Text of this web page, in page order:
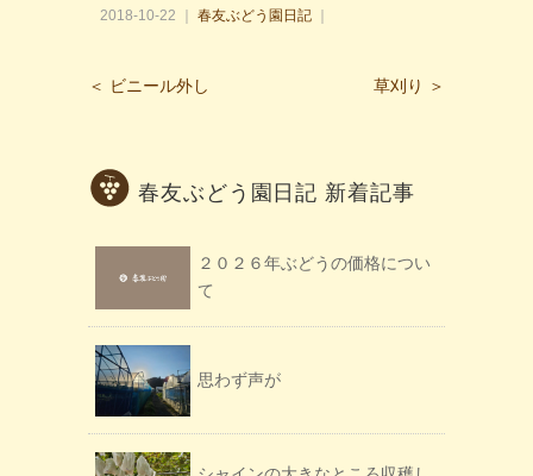
2018-10-22 ｜ 春友ぶどう園日記 ｜
＜ ビニール外し 草刈り ＞
春友ぶどう園日記 新着記事
２０２６年ぶどうの価格につい
て
思わず声が